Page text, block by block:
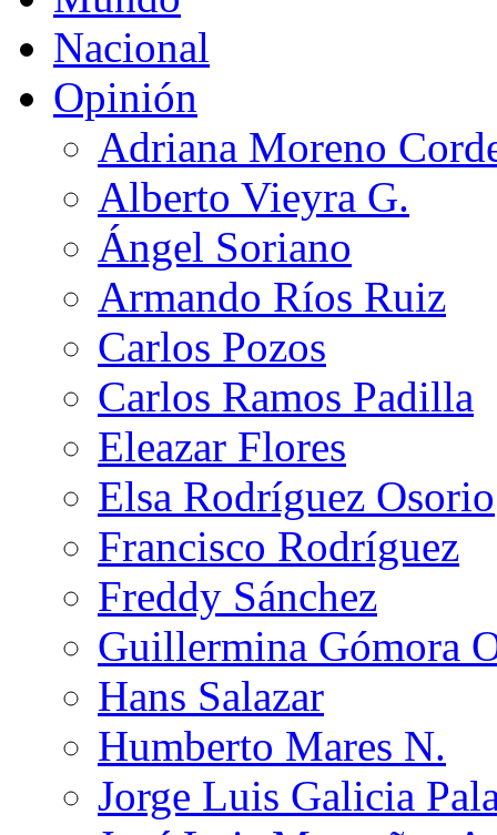
Nacional
Opinión
Adriana Moreno
Alberto Vieyra G.
Ángel Soriano
Armando Ríos Ruiz
Carlos Pozos
Carlos Ramos Padilla
Eleazar Flores
Elsa Rodríguez Osorio
Francisco Rodríguez
Freddy Sánchez
Guillermina Gómora
Hans Salazar
Humberto Mares N.
Jorge Luis Galicia